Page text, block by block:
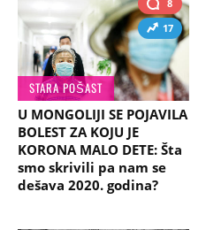
8
17
STARA POŠAST
U MONGOLIJI SE POJAVILA
BOLEST ZA KOJU JE
KORONA MALO DETE: Šta
smo skrivili pa nam se
dešava 2020. godina?